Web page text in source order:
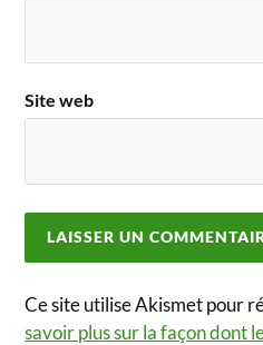
Site web
Ce site utilise Akismet pour
savoir plus sur la façon dont